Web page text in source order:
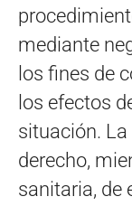
mediante
los fines de
los efectos
situación. La
derecho,
sanitaria, de